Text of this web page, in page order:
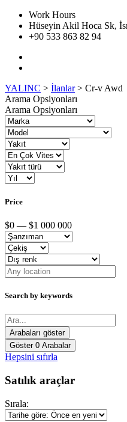
Work Hours
Hüseyin Akil Hoca Sk,
+90 533 863 82 94
YALINC > İlanlar> Cr-v Awd
Arama Opsiyonları
Arama Opsiyonları
Price
$0 — $1 000 000
Search by keywords
Göster 0 Arabalar
Hepsini sıfırla
Satılık araçlar
Sırala: